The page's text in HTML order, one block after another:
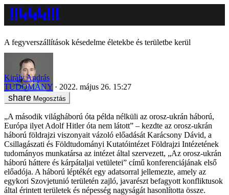
A fegyverszállítások késedelme életekbe és területbe kerül
Király András
TUDOMÁNY
2022. május 26. 15:27
Megosztás
„A második világháború óta példa nélküli az orosz-ukrán háború,
Európa ilyet Adolf Hitler óta nem látott” – kezdte az orosz-ukrán
háború földrajzi viszonyait vázoló előadását Karácsony Dávid, a
Csillagászati és Földtudományi Kutatóintézet Földrajzi Intézetének
tudományos munkatársa az intézet által szervezett, „Az orosz-ukrán
háború háttere és kárpátaljai vetületei” című konferenciájának első
előadója. A háború léptékét egy adatsorral jellemezte, amely az
egykori Szovjetunió területén zajló, javarészt befagyott konfliktusok
által érintett területek és népesség nagyságát hasonlította össze.